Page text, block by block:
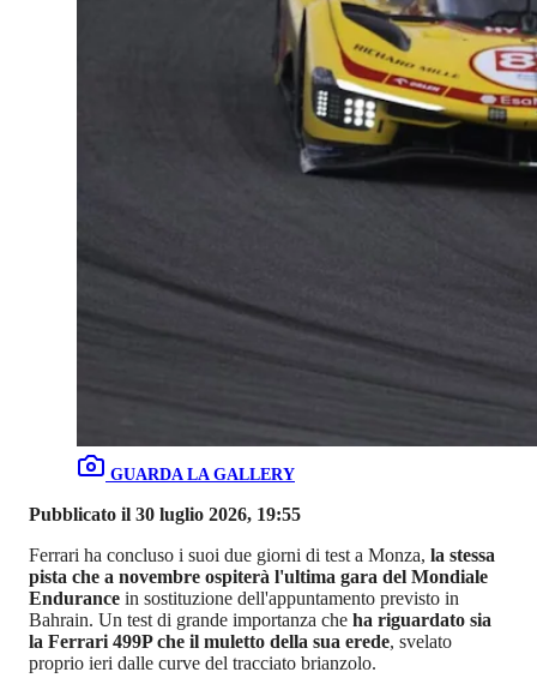
GUARDA LA GALLERY
Pubblicato il 30 luglio 2026, 19:55
Ferrari ha concluso i suoi due giorni di test a Monza, la stessa
pista che a novembre ospiterà l'ultima gara del Mondiale
Endurance in sostituzione dell'appuntamento previsto in
Bahrain. Un test di grande importanza che ha riguardato sia
la Ferrari 499P che il muletto della sua erede, svelato
proprio ieri dalle curve del tracciato brianzolo.